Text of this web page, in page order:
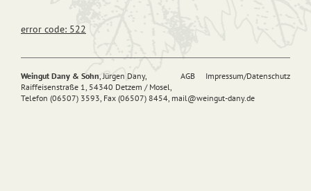
error code: 522
AGB Impressum/Datenschutz
Weingut Dany & Sohn, Jürgen Dany,
Raiffeisenstraße 1, 54340 Detzem / Mosel,
Telefon (06507) 3593, Fax (06507) 8454, mail@weingut-dany.de